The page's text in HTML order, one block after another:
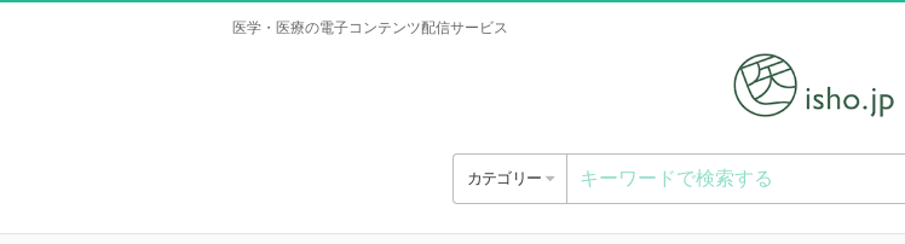
医学・医療の電子コンテンツ配信サービス
カテゴリー